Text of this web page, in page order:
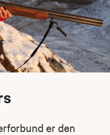
er den